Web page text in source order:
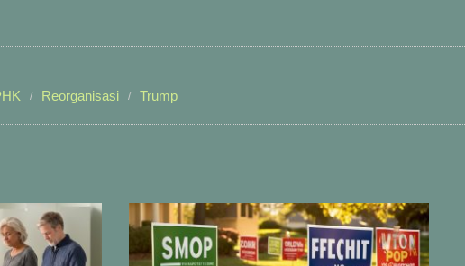
Reorganisasi Trump